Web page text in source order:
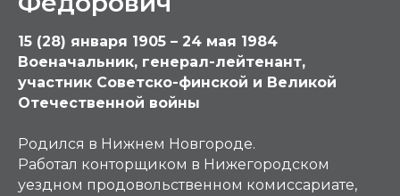
15 (28) января 1905 – 24 мая 1984
Военачальник, генерал-лейтенант,
участник Советско-финской и Великой
Отечественной войны
Родился в Нижнем Новгороде.
Работал конторщиком в Нижегородском
уездном продовольственном комиссариате,